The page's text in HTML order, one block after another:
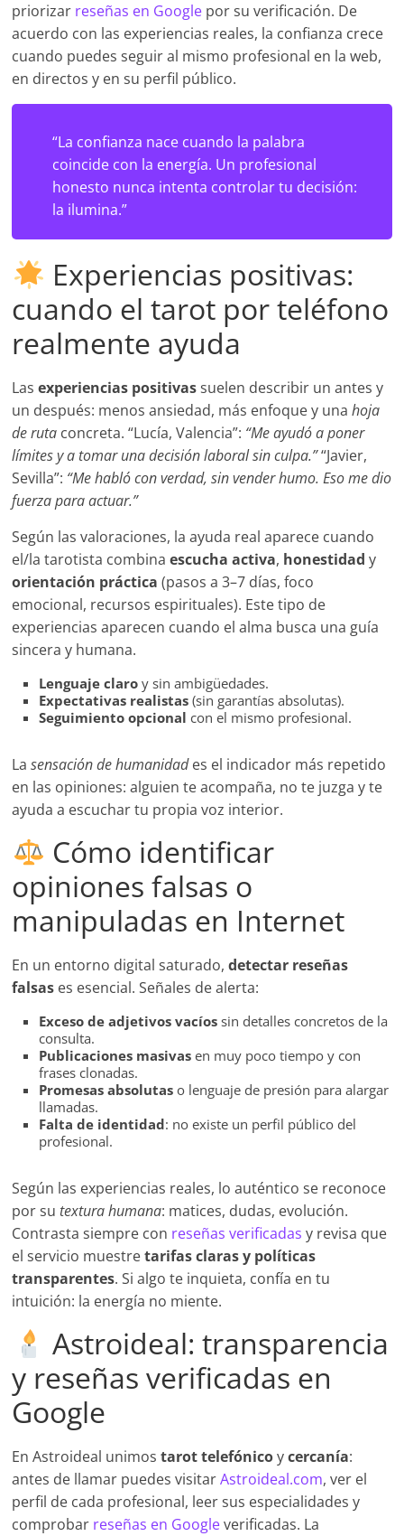
priorizar reseñas en Google por su verificación. De
acuerdo con las experiencias reales, la confianza crece
cuando puedes seguir al mismo profesional en la web,
en directos y en su perfil público.
“La confianza nace cuando la palabra
coincide con la energía. Un profesional
honesto nunca intenta controlar tu decisión:
la ilumina.”
Experiencias positivas:
cuando el tarot por teléfono
realmente ayuda
Lasexperiencias positivassuelen describir un antes y
un después: menos ansiedad, más enfoque y unahoja
de ruta concreta. “Lucía, Valencia”: “Me ayudó a poner
límites y a tomar una decisión laboral sin culpa.”“Javier,
Sevilla”: “Me habló con verdad, sin vender humo. Eso me dio
fuerza para actuar.”
Según las valoraciones, la ayuda real aparece cuando
el/la tarotista combinaescucha activa, honestidad y
orientación práctica (pasos a 3–7 días, foco
emocional, recursos espirituales). Este tipo de
experiencias aparecen cuando el alma busca una guía
sincera y humana.
Lenguaje claro y sin ambigüedades.
Expectativas realistas (sin garantías absolutas).
Seguimiento opcional con el mismo profesional.
Lasensación de humanidades el indicador más repetido
en las opiniones: alguien te acompaña, no te juzga y te
ayuda a escuchar tu propia voz interior.
Cómo identificar
opiniones falsas o
manipuladas en Internet
En un entorno digital saturado,detectar reseñas
falsas es esencial. Señales de alerta:
Exceso de adjetivos vacíos sin detalles concretos de la
consulta.
Publicaciones masivas en muy poco tiempo y con
frases clonadas.
Promesas absolutas o lenguaje de presión para alargar
llamadas.
Falta de identidad: no existe un perfil público del
profesional.
Según las experiencias reales, lo auténtico se reconoce
por su textura humana: matices, dudas, evolución.
Contrasta siempre con reseñas verificadas y revisa que
el servicio muestretarifas claras y políticas
transparentes. Si algo te inquieta, confía en tu
intuición: la energía no miente.
Astroideal: transparencia
y reseñas verificadas en
Google
En Astroideal unimostarot telefónicoycercanía:
antes de llamar puedes visitarAstroideal.com, ver el
perfil de cada profesional, leer sus especialidades y
comprobar reseñas en Googleverificadas. La